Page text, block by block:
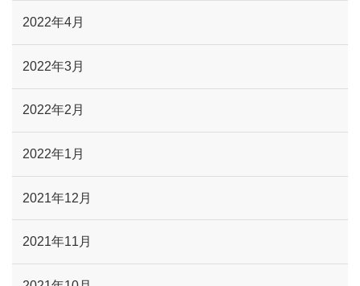
2022年4月
2022年3月
2022年2月
2022年1月
2021年12月
2021年11月